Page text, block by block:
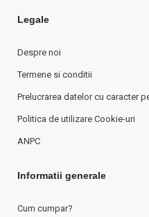
Legale
Despre noi
Termene si conditii
Prelucrarea datelor cu caracter
Politica de utilizare Cookie-uri
ANPC
Informatii generale
Cum cumpar?